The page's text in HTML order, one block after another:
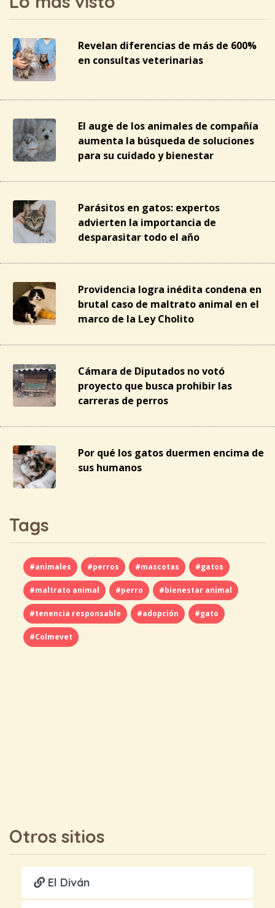
Revelan diferencias de más de 600%
en consultas veterinarias
El auge de los animales de compañía
aumenta la búsqueda de soluciones
para su cuidado y bienestar
Parásitos en gatos: expertos
advierten la importancia de
desparasitar todo el año
Providencia logra inédita condena en
brutal caso de maltrato animal en el
marco de la Ley Cholito
Cámara de Diputados no votó
proyecto que busca prohibir las
carreras de perros
Por qué los gatos duermen encima de
sus humanos
Tags
#animales #perros #mascotas #gatos
#maltrato animal #perro #bienestar animal
#tenencia responsable #adopción #gato
#Colmevet
Otros sitios
El Diván